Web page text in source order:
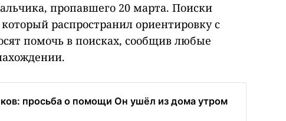
пропавшего 20 марта. Поиски
распространил ориентировку с
помочь в поисках, сообщив любые
просьба о помощи Он ушёл из дома утром